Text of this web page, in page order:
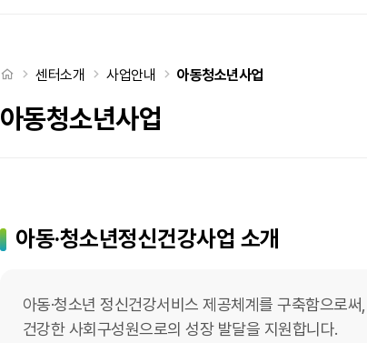
처음으로
센터소개 사업안내 아동청소년사업
아동청소년사업
아동·청소년정신건강사업 소개
아동·청소년 정신건강서비스 제공체계를 구축함으로
건강한 사회구성원으로의 성장 발달을 지원합니다.